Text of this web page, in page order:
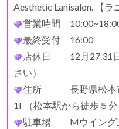
Aesthetic Lanisalon. 【ラ
営業時間
最終受付 16:00
店休日 12月27.31日
さい）
住所 長野県松本市
1F（松本駅から徒歩５分
駐車場 Mウイング立